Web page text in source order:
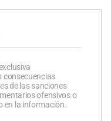
consecuencias
de las sanciones
ofensivos o
en la información.